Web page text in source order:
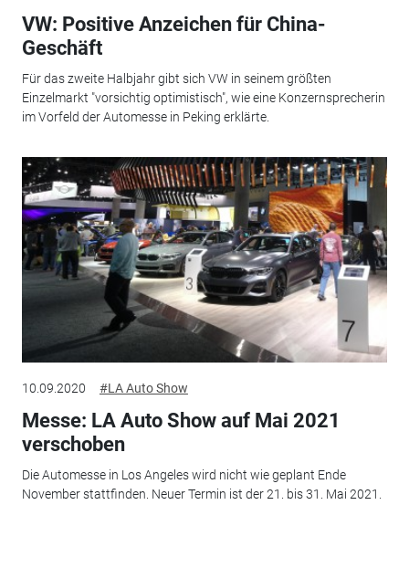
VW: Positive Anzeichen für China-
Geschäft
Für das zweite Halbjahr gibt sich VW in seinem größten
Einzelmarkt "vorsichtig optimistisch", wie eine Konzernsprecherin
im Vorfeld der Automesse in Peking erklärte.
10.09.2020 #LA Auto Show
Messe: LA Auto Show auf Mai 2021
verschoben
Die Automesse in Los Angeles wird nicht wie geplant Ende
November stattfinden. Neuer Termin ist der 21. bis 31. Mai 2021.